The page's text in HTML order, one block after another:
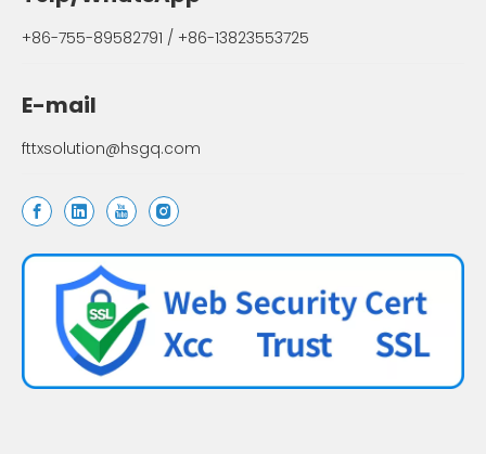
+86-755-89582791 / +86-13823553725
E-mail
fttxsolution@hsgq.com